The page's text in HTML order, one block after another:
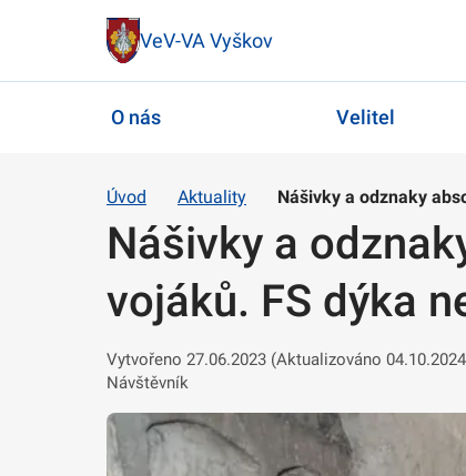
VeV-VA Vyškov
O nás Velitel
Úvod Aktuality Nášivky a odznaky
Nášivky a
vojáků. FS dýka
Vytvořeno 27.06.2023 (Aktualizováno
Návštěvník